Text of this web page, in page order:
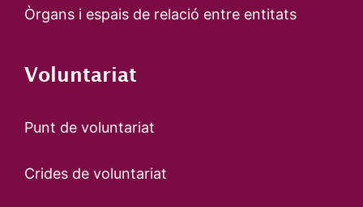
Òrgans i espais de relació entre entitats
Voluntariat
Punt de voluntariat
Crides de voluntariat